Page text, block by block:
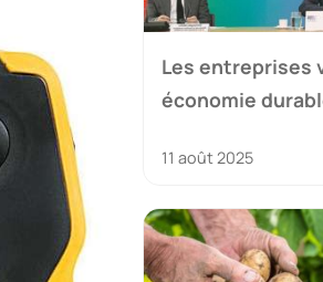
Les entreprises
économie
11 août 2025